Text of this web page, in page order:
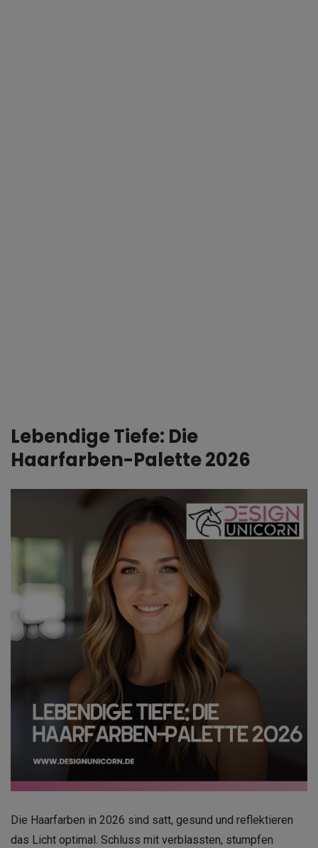
Lebendige Tiefe: Die
Haarfarben-Palette 2026
Die Haarfarben in 2026 sind satt, gesund und reflektieren
das Licht optimal. Schluss mit verblassten, stumpfen